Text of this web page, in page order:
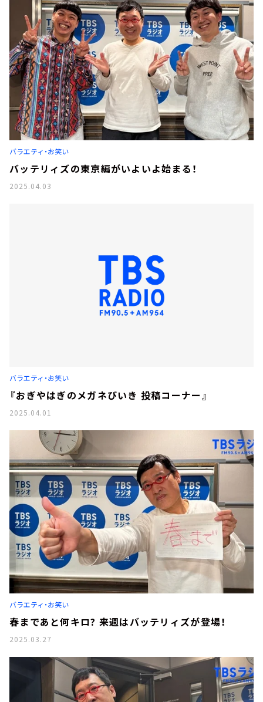
バラエティ・お笑い
バッテリィズの東京編がいよいよ始まる！
2025.04.03
バラエティ・お笑い
『おぎやはぎのメガネびいき 投稿コーナー』
2025.04.01
バラエティ・お笑い
春まであと何キロ? 来週はバッテリィズが登場！
2025.03.27